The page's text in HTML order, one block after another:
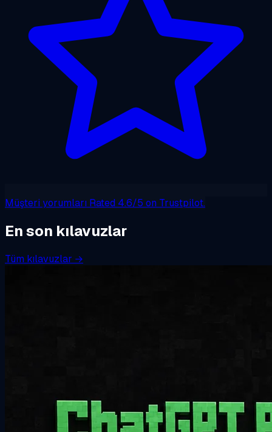
Müşteri yorumları Rated 4.6/5 on Trustpilot.
En son kılavuzlar
Tüm kılavuzlar →